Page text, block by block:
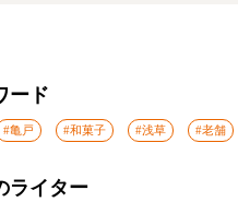
ード
#亀戸 #和菓子 #浅草 #老舗
ライター